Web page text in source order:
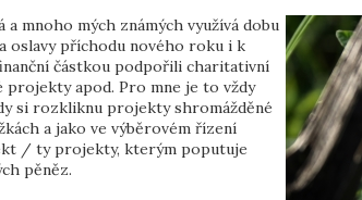
a mnoho mých známých využívá dobu
oslavy příchodu nového roku i k
částkou podpořili charitativní
projekty apod. Pro mne je to vždy
si rozkliknu projekty shromážděné
a jako ve výběrovém řízení
/ ty projekty, kterým poputuje
pěněz.